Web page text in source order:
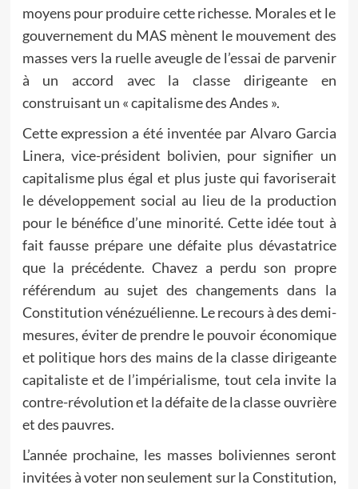
moyens pour produire cette richesse. Morales et le
gouvernement du MAS mènent le mouvement des
masses vers la ruelle aveugle de l’essai de parvenir
à un accord avec la classe dirigeante en
construisant un « capitalisme des Andes ».
Cette expression a été inventée par Alvaro Garcia
Linera, vice-président bolivien, pour signifier un
capitalisme plus égal et plus juste qui favoriserait
le développement social au lieu de la production
pour le bénéfice d’une minorité. Cette idée tout à
fait fausse prépare une défaite plus dévastatrice
que la précédente. Chavez a perdu son propre
référendum au sujet des changements dans la
Constitution vénézuélienne. Le recours à des demi-
mesures, éviter de prendre le pouvoir économique
et politique hors des mains de la classe dirigeante
capitaliste et de l’impérialisme, tout cela invite la
contre-révolution et la défaite de la classe ouvrière
et des pauvres.
L’année prochaine, les masses boliviennes seront
invitées à voter non seulement sur la Constitution,